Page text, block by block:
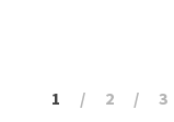
1 2 3